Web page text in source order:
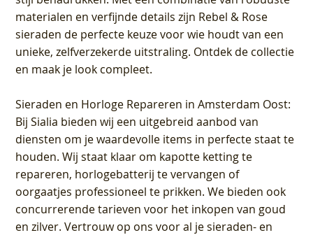
materialen en verfijnde details zijn Rebel & Rose
sieraden de perfecte keuze voor wie houdt van een
unieke, zelfverzekerde uitstraling. Ontdek de collectie
en maak je look compleet.
Sieraden en Horloge Repareren in Amsterdam Oost:
Bij Sialia bieden wij een uitgebreid aanbod van
diensten om je waardevolle items in perfecte staat te
houden. Wij staat klaar om kapotte ketting te
repareren, horlogebatterij te vervangen of
oorgaatjes professioneel te prikken. We bieden ook
concurrerende tarieven voor het inkopen van goud
en zilver. Vertrouw op ons voor al je sieraden- en